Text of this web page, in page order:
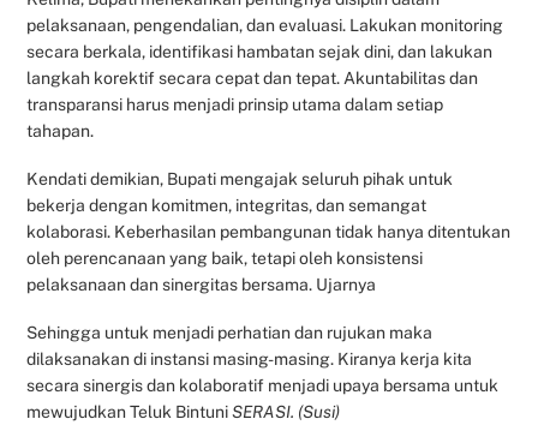
pelaksanaan, pengendalian, dan evaluasi. Lakukan monitoring
secara berkala, identifikasi hambatan sejak dini, dan lakukan
langkah korektif secara cepat dan tepat. Akuntabilitas dan
transparansi harus menjadi prinsip utama dalam setiap
tahapan.
Kendati demikian, Bupati mengajak seluruh pihak untuk
bekerja dengan komitmen, integritas, dan semangat
kolaborasi. Keberhasilan pembangunan tidak hanya ditentukan
oleh perencanaan yang baik, tetapi oleh konsistensi
pelaksanaan dan sinergitas bersama. Ujarnya
Sehingga untuk menjadi perhatian dan rujukan maka
dilaksanakan di instansi masing-masing. Kiranya kerja kita
secara sinergis dan kolaboratif menjadi upaya bersama untuk
mewujudkan Teluk BintuniSERASI. (Susi)